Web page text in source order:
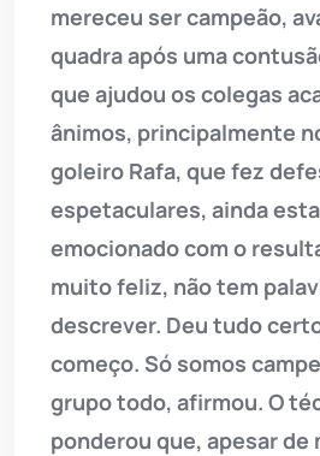
mereceu ser campeão,
quadra após uma
que ajudou os colegas
ânimos, principalmente
goleiro Rafa, que fez
espetaculares, ainda
emocionado com o
muito feliz, não tem
descrever. Deu tudo
começo. Só somos
grupo todo, afirmou. O
ponderou que, apesar de